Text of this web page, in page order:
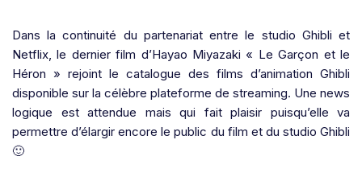
Dans la continuité du partenariat entre le studio Ghibli et
Netflix, le dernier film d’Hayao Miyazaki « Le Garçon et le
Héron » rejoint le catalogue des films d’animation Ghibli
disponible sur la célèbre plateforme de streaming. Une news
logique est attendue mais qui fait plaisir puisqu’elle va
permettre d’élargir encore le public du film et du studio Ghibli
🙂